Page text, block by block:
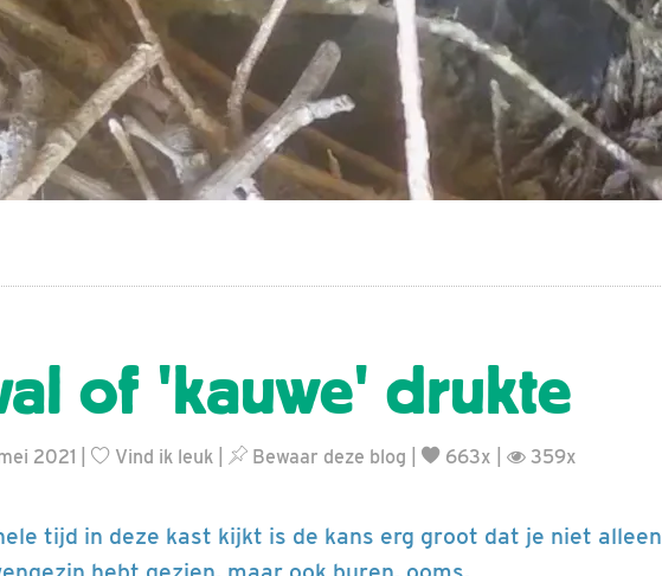
of 'kauwe' drukte
2021 | Vind ik leuk Bewaar deze blog 663x | 359x
tijd in deze kast kijkt is de kans erg groot dat je niet alleen